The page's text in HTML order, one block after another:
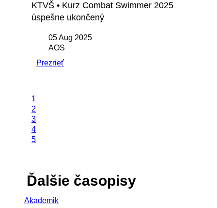
KTVŠ • Kurz Combat Swimmer 2025
úspešne ukončený
05 Aug 2025
AOS
Prezrieť
1
2
3
4
5
Ďalšie časopisy
Akademik